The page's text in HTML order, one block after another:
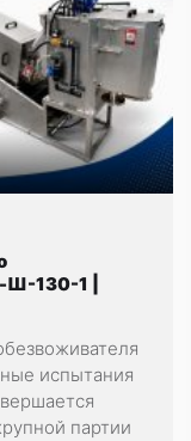
Ш-130-1 |
испытания
партии